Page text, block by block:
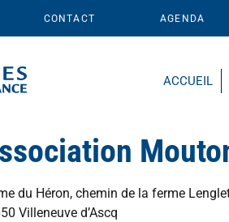
CONTACT AGENDA
ACCUEIL
du Héron, chemin de la ferme
Villeneuve d’Ascq